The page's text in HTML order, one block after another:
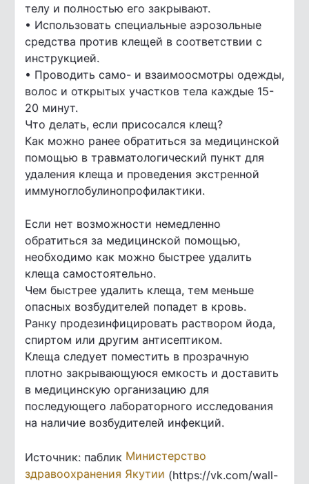
телу и полностью его закрывают.
• Использовать специальные аэрозольные
средства против клещей в соответствии с
инструкцией.
• Проводить само- и взаимоосмотры одежды,
волос и открытых участков тела каждые 15-
20 минут.
Что делать, если присосался клещ?
Как можно ранее обратиться за медицинской
помощью в травматологический пункт для
удаления клеща и проведения экстренной
иммуноглобулинопрофилактики.
Если нет возможности немедленно
обратиться за медицинской помощью,
необходимо как можно быстрее удалить
клеща самостоятельно.
Чем быстрее удалить клеща, тем меньше
опасных возбудителей попадет в кровь.
Ранку продезинфицировать раствором йода,
спиртом или другим антисептиком.
Клеща следует поместить в прозрачную
плотно закрывающуюся емкость и доставить
в медицинскую организацию для
последующего лабораторного исследования
на наличие возбудителей инфекций.
Источник: паблик Министерство
здравоохранения Якутии (https://vk.com/wall-